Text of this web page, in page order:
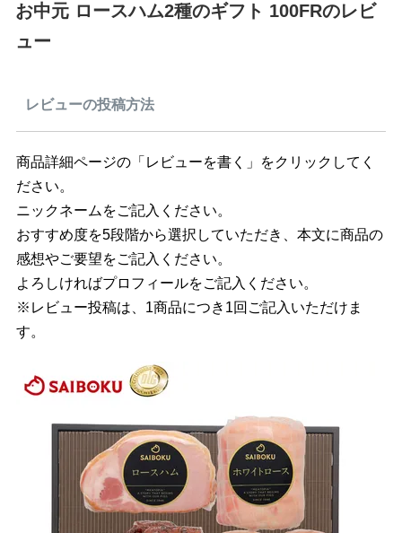
お中元 ロースハム2種のギフト 100FRのレビ
ュー
レビューの投稿方法
商品詳細ページの「レビューを書く」をクリックしてく
ださい。
ニックネームをご記入ください。
おすすめ度を5段階から選択していただき、本文に商品の
感想やご要望をご記入ください。
よろしければプロフィールをご記入ください。
※レビュー投稿は、1商品につき1回ご記入いただけま
す。